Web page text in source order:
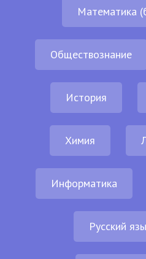
Математика
Обществознание
История
Химия
Информатика
Русский